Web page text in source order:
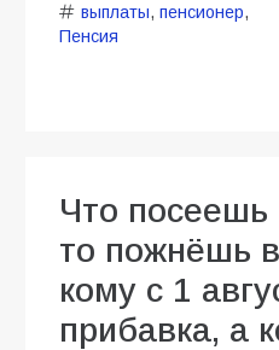
выплаты, пенсионер,
Пенсия
Что
то пожнёшь
кому с 1
прибавка, а